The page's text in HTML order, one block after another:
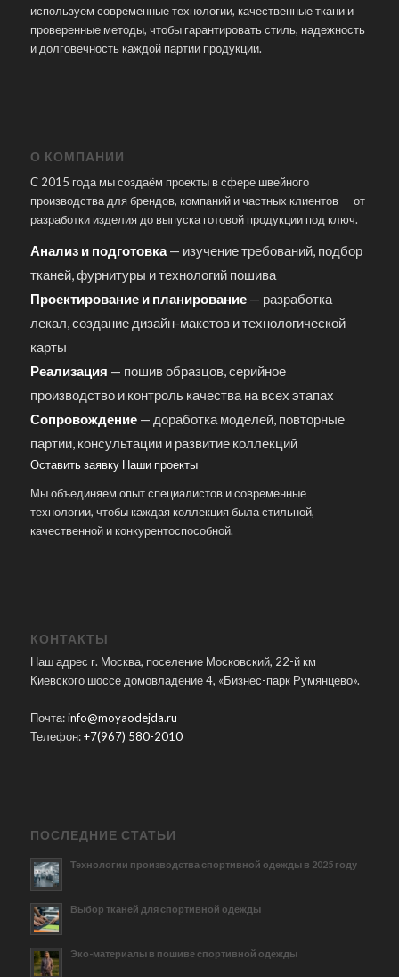
используем современные технологии, качественные ткани и
проверенные методы, чтобы гарантировать стиль, надежность
и долговечность каждой партии продукции.
О КОМПАНИИ
С 2015 года мы создаём проекты в сфере швейного
производства для брендов, компаний и частных клиентов — от
разработки изделия до выпуска готовой продукции под ключ.
Анализ и подготовка— изучение требований, подбор
тканей, фурнитуры и технологий пошива
Проектирование и планирование— разработка
лекал, создание дизайн-макетов и технологической
карты
Реализация — пошив образцов, серийное
производство и контроль качества на всех этапах
Сопровождение— доработка моделей, повторные
партии, консультации и развитие коллекций
Оставить заявку Наши проекты
Мы объединяем опыт специалистов и современные
технологии, чтобы каждая коллекция была стильной,
качественной и конкурентоспособной.
КОНТАКТЫ
Наш адрес г. Москва, поселение Московский, 22-й км
Киевского шоссе домовладение 4, «Бизнес-парк Румянцево».
Почта:info@moyaodejda.ru
Телефон:+7(967) 580-2010
ПОСЛЕДНИЕ СТАТЬИ
Технологии производства спортивной одежды в 2025 году
Выбор тканей для спортивной одежды
Эко-материалы в пошиве спортивной одежды